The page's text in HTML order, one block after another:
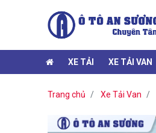
XE TẢI XE TẢI VAN
Trang chủ Xe Tải Van